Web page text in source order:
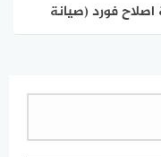
فورد (صيانة